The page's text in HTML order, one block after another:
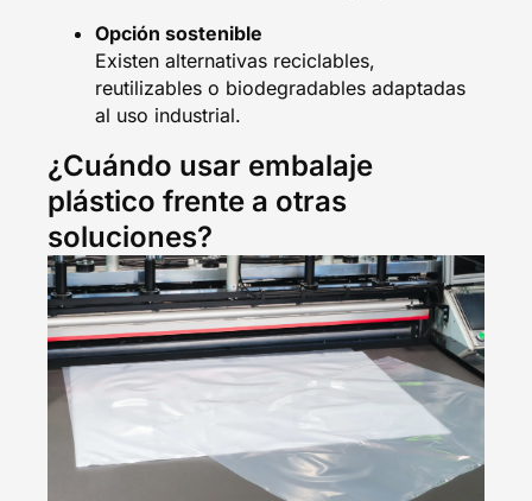
Opción sostenible
Existen alternativas reciclables,
reutilizables o biodegradables adaptadas
al uso industrial.
¿Cuándo usar embalaje
plástico frente a otras
soluciones?